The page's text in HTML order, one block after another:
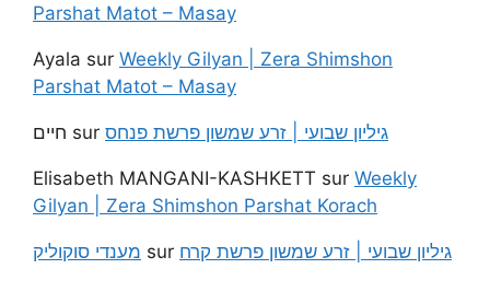
Parshat Matot – Masay
Ayala sur Weekly Gilyan | Zera Shimshon
Parshat Matot – Masay
חיים sur גיליון שבועי | זרע שמשון פרשת פנחס
Elisabeth MANGANI-KASHKETT sur Weekly
Gilyan | Zera Shimshon Parshat Korach
מענדי סוקוליק sur גיליון שבועי | זרע שמשון פרשת קרח